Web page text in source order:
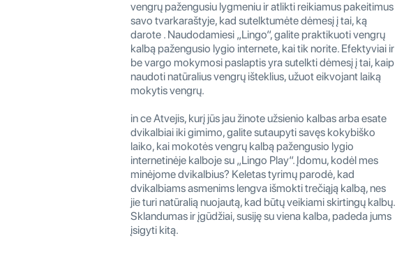
vengrų pažengusiu lygmeniu ir atlikti reikiamus pakeitimus
savo tvarkaraštyje, kad sutelktumėte dėmesį į tai, ką
darote . Naudodamiesi „Lingo“, galite praktikuoti vengrų
kalbą pažengusio lygio internete, kai tik norite. Efektyviai ir
be vargo mokymosi paslaptis yra sutelkti dėmesį į tai, kaip
naudoti natūralius vengrų išteklius, užuot eikvojant laiką
mokytis vengrų.
in ce Atvejis, kurį jūs jau žinote užsienio kalbas arba esate
dvikalbiai iki gimimo, galite sutaupyti savęs kokybiško
laiko, kai mokotės vengrų kalbą pažengusio lygio
internetinėje kalboje su „Lingo Play“. Įdomu, kodėl mes
minėjome dvikalbius? Keletas tyrimų parodė, kad
dvikalbiams asmenims lengva išmokti trečiąją kalbą, nes
jie turi natūralią nuojautą, kad būtų veikiami skirtingų kalbų.
Sklandumas ir įgūdžiai, susiję su viena kalba, padeda jums
įsigyti kitą.